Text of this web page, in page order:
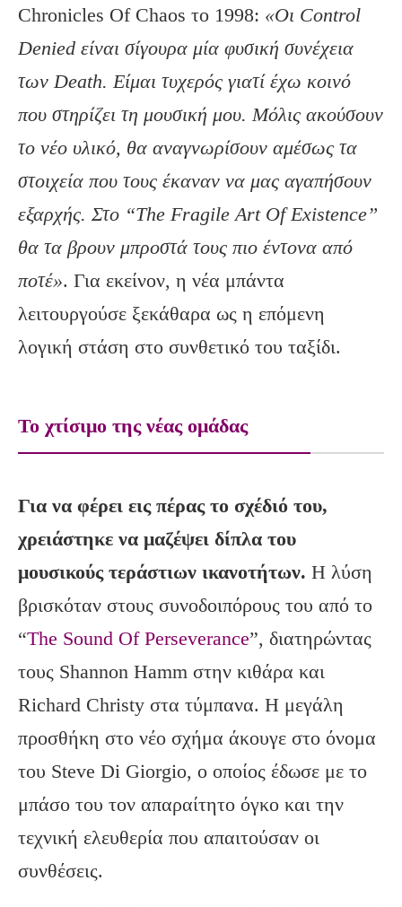
Chronicles Of Chaos το 1998: «Οι Control
Denied είναι σίγουρα μία φυσική συνέχεια
των Death. Είμαι τυχερός γιατί έχω κοινό
που στηρίζει τη μουσική μου. Μόλις ακούσουν
το νέο υλικό, θα αναγνωρίσουν αμέσως τα
στοιχεία που τους έκαναν να μας αγαπήσουν
εξαρχής. Στο “The Fragile ArtOfExistence”
θα τα βρουν μπροστά τους πιο έντονα από
ποτέ». Για εκείνον, η νέα μπάντα
λειτουργούσε ξεκάθαρα ως η επόμενη
λογική στάση στο συνθετικό του ταξίδι.
Το χτίσιμο της νέας ομάδας
Για να φέρει εις πέρας το σχέδιό του,
χρειάστηκε να μαζέψει δίπλα του
μουσικούς τεράστιων ικανοτήτων. Η λύση
βρισκόταν στους συνοδοιπόρους του από το
“The Sound Of Perseverance”, διατηρώντας
τους Shannon Hamm στην κιθάρα και
Richard Christy στα τύμπανα. Η μεγάλη
προσθήκη στο νέο σχήμα άκουγε στο όνομα
του Steve Di Giorgio, ο οποίος έδωσε με το
μπάσο του τον απαραίτητο όγκο και την
τεχνική ελευθερία που απαιτούσαν οι
συνθέσεις.